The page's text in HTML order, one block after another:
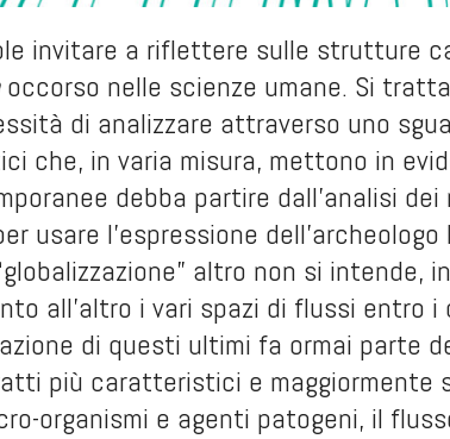
invitare a riflettere sulle strutture
occorso nelle scienze umane. Si
di analizzare attraverso uno
che, in varia misura, mettono in
debba partire dall’analisi
usare l’espressione
altro non si intende,
all’altro i vari spazi di flussi entro
di questi ultimi fa ormai parte
più caratteristici e maggiormente
organismi e agenti patogeni, il